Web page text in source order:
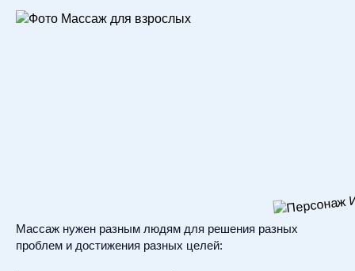
Массаж нужен разным людям для решения разных
проблем и достижения разных целей: